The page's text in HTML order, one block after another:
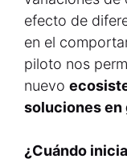
efecto de
en el
piloto nos
nuevo
soluciones en
¿Cuándo